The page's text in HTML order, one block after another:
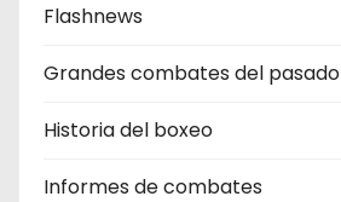
Flashnews
Grandes combates del pasado
Historia del boxeo
Informes de combates